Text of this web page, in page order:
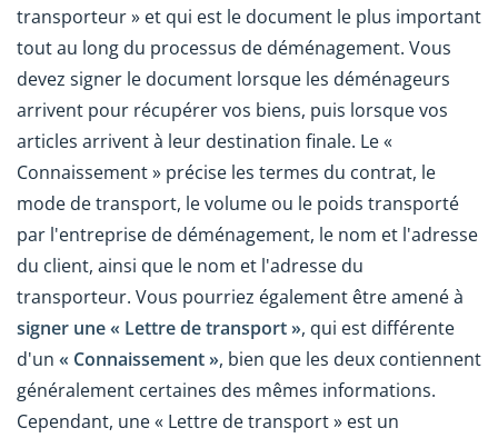
transporteur » et qui est le document le plus important
tout au long du processus de déménagement. Vous
devez signer le document lorsque les déménageurs
arrivent pour récupérer vos biens, puis lorsque vos
articles arrivent à leur destination finale. Le «
Connaissement » précise les termes du contrat, le
mode de transport, le volume ou le poids transporté
par l'entreprise de déménagement, le nom et l'adresse
du client, ainsi que le nom et l'adresse du
transporteur. Vous pourriez également être amené à
signer une « Lettre de transport », qui est différente
d'un « Connaissement », bien que les deux contiennent
généralement certaines des mêmes informations.
Cependant, une « Lettre de transport » est un